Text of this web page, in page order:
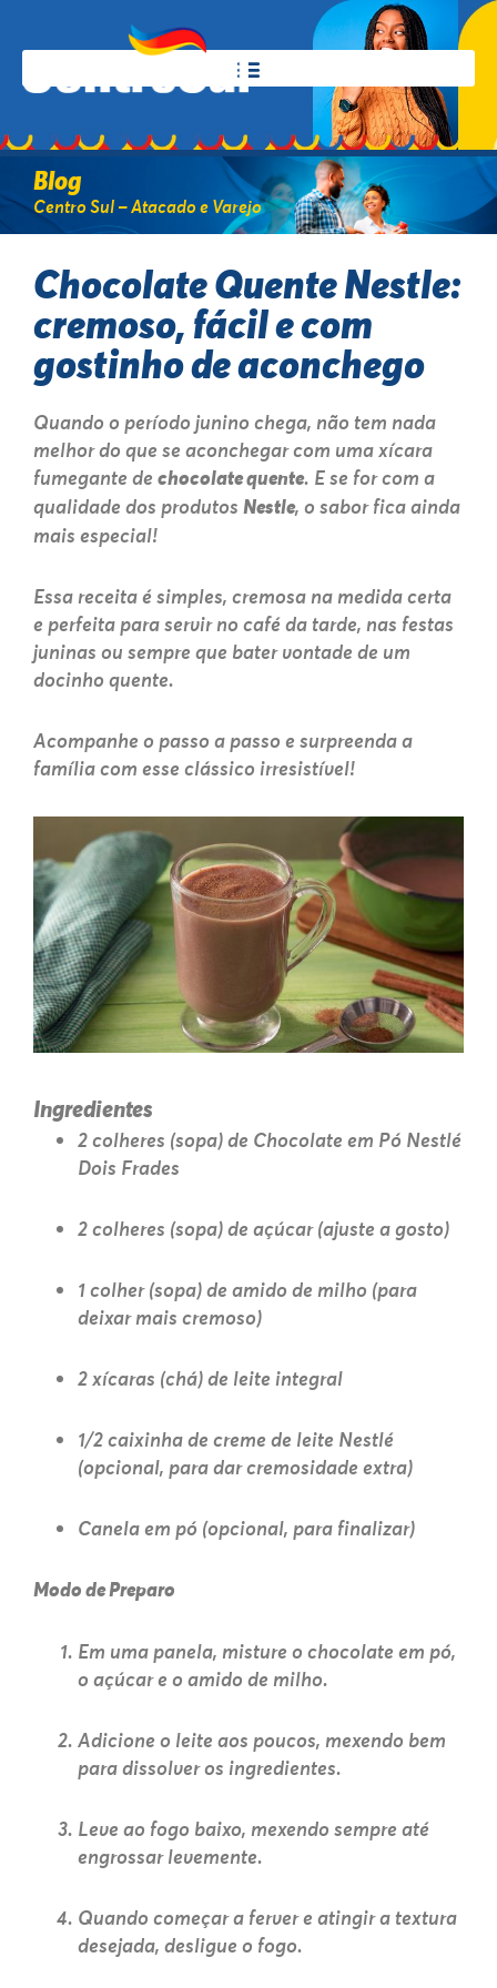
Blog
Centro Sul – Atacado e Varejo
Chocolate Quente Nestle:
cremoso, fácil e com
gostinho de aconchego
Quando o período junino chega, não tem nada
melhor do que se aconchegar com uma xícara
fumegante de chocolate quente. E se for com a
qualidade dos produtos Nestle, o sabor fica ainda
mais especial!
Essa receita é simples, cremosa na medida certa
e perfeita para servir no café da tarde, nas festas
juninas ou sempre que bater vontade de um
docinho quente.
Acompanhe o passo a passo e surpreenda a
família com esse clássico irresistível!
Ingredientes
2 colheres (sopa) de Chocolate em Pó Nestlé
Dois Frades
2 colheres (sopa) de açúcar (ajuste a gosto)
1 colher (sopa) de amido de milho (para
deixar mais cremoso)
2 xícaras (chá) de leite integral
1/2 caixinha de creme de leite Nestlé
(opcional, para dar cremosidade extra)
Canela em pó (opcional, para finalizar)
Modo de Preparo
Em uma panela, misture o chocolate em pó,
o açúcar e o amido de milho.
Adicione o leite aos poucos, mexendo bem
para dissolver os ingredientes.
Leve ao fogo baixo, mexendo sempre até
engrossar levemente.
Quando começar a ferver e atingir a textura
desejada, desligue o fogo.